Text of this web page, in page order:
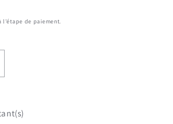
l'étape de paiement.